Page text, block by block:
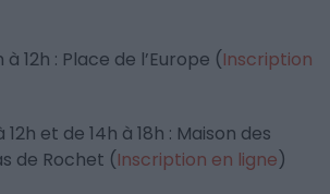
12h : Place de l’Europe (Inscription
12h et de 14h à 18h : Maison des
de Rochet (Inscription en ligne)